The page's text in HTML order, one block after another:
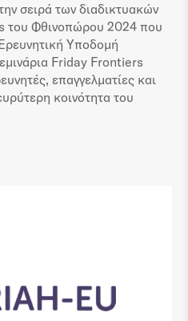
σειρά των διαδικτυακών
του Φθινοπώρου 2024 που
Υποδομή
Friday Frontiers
επαγγελματίες και
κοινότητα του